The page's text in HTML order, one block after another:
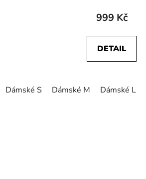
999 Kč
DETAIL
Dámské S Dámské M Dámské L